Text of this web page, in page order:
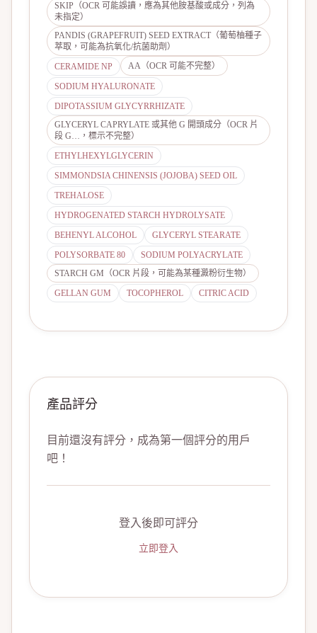
SKIP（OCR 可能誤讀，應為其他胺基酸或成分，列為
未指定）
PANDIS (GRAPEFRUIT) SEED EXTRACT（葡萄柚種子
萃取，可能為抗氧化/抗菌助劑）
CERAMIDE NP
AA（OCR 可能不完整）
SODIUM HYALURONATE
DIPOTASSIUM GLYCYRRHIZATE
GLYCERYL CAPRYLATE 或其他 G 開頭成分（OCR 片
段 G…，標示不完整）
ETHYLHEXYLGLYCERIN
SIMMONDSIA CHINENSIS (JOJOBA) SEED OIL
TREHALOSE
HYDROGENATED STARCH HYDROLYSATE
BEHENYL ALCOHOL
GLYCERYL STEARATE
POLYSORBATE 80
SODIUM POLYACRYLATE
STARCH GM（OCR 片段，可能為某種澱粉衍生物）
GELLAN GUM
TOCOPHEROL CITRIC ACID
產品評分
目前還沒有評分，成為第一個評分的用戶
吧！
登入後即可評分
立即登入